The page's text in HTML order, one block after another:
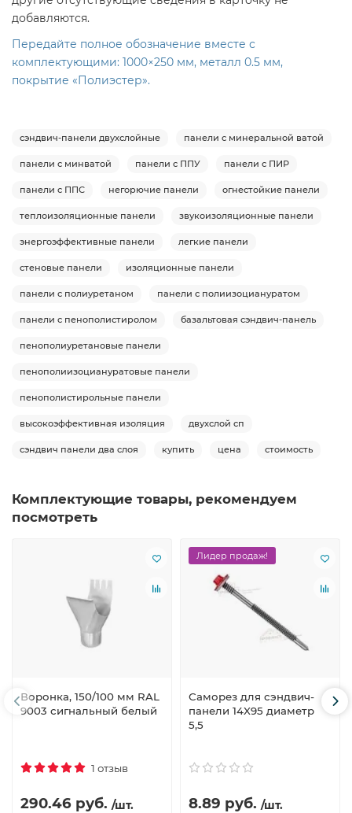
добавляются.
Передайте полное обозначение вместе с
комплектующими: 1000×250 мм, металл 0.5 мм,
покрытие «Полиэстер».
сэндвич-панели двухслойные панели с минеральной ватой
панели с минватой панели с ППУ панели с ПИР
панели с ППС негорючие панели огнестойкие панели
теплоизоляционные панели звукоизоляционные панели
энергоэффективные панели легкие панели
стеновые панели изоляционные панели
панели с полиуретаном панели с полиизоциануратом
панели с пенополистиролом базальтовая сэндвич-панель
пенополиуретановые панели
пенополиизоциануратовые панели
пенополистирольные панели
высокоэффективная изоляция двухслой сп
сэндвич панели два слоя купить цена стоимость
Комплектующие товары, рекомендуем
посмотреть
Воронка, 150/100 мм RAL
9003 сигнальный белый
1 отзыв
290.46 руб. /шт.
Лидер продаж!
Саморез для сэндвич-
панели 14X95 диаметр
5,5
8.89 руб. /шт.